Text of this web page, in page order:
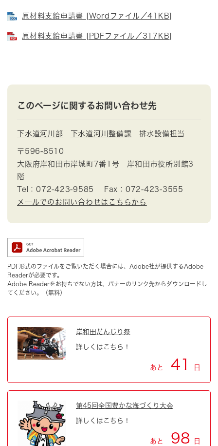
原材料支給申請書 [Wordファイル／41KB]
原材料支給申請書 [PDFファイル／317KB]
このページに関するお問い合わせ先
下水道河川部 下水道河川整備課 排水設備担当
〒596-8510
大阪府岸和田市岸城町7番1号 岸和田市役所別館3
階
Tel：072-423-9585
Fax：072-423-3555
メールでのお問い合わせはこちらから
PDF形式のファイルをご覧いただく場合には、Adobe社が提供するAdobe
Readerが必要です。
Adobe Readerをお持ちでない方は、バナーのリンク先からダウンロードし
てください。（無料）
岸和田だんじり祭
詳しくはこちら！
あと 41 日
第45回全国豊かな海づくり大会
詳しくはこちら！
あと 98 日